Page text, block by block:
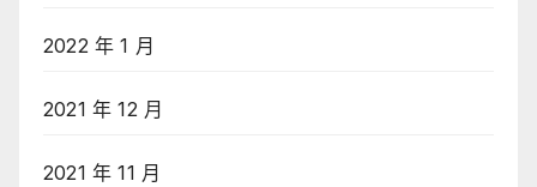
2022 年 1 月
2021 年 12 月
2021 年 11 月